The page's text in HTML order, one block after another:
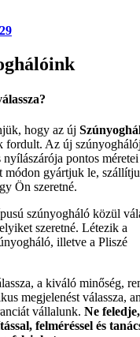
hogy az új
fordult. Az új
pontos
módon gyártjuk le,
Ön szeretné.
szúnyogháló közül
szeretné. Létezik a
illetve a Pliszé
a kiváló minőség,
megjelenést válassza,
vállalunk. Ne
felméréssel és